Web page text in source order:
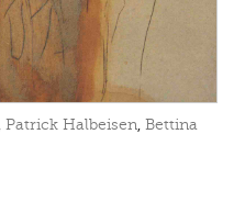
Patrick Halbeisen Bettina